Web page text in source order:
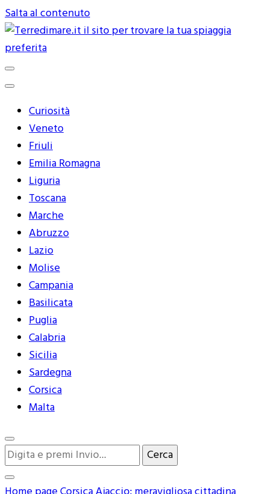
Salta al contenuto
Terredimare.it il sito per trovare
la tua spiaggia preferita
Curiosità
Veneto
Friuli
Emilia Romagna
Liguria
Toscana
Marche
Abruzzo
Lazio
Molise
Campania
Basilicata
Puglia
Calabria
Sicilia
Sardegna
Corsica
Malta
Cerchi
qualcosa?